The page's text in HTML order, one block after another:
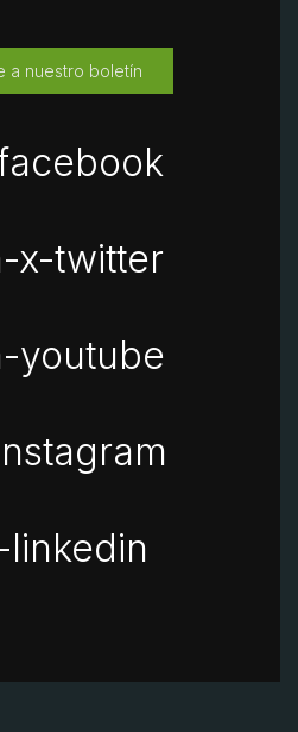
a nuestro boletín
x-twitter
youtube